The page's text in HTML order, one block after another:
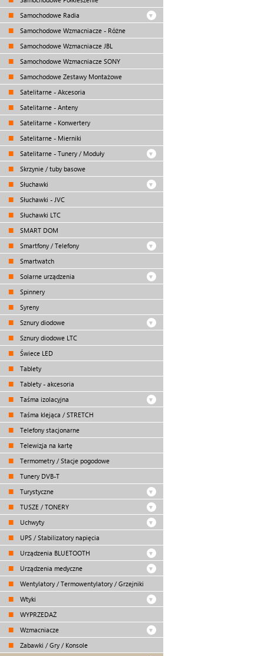
Samochodowe Radia
Samochodowe Wzmacniacze - Różne
Samochodowe Wzmacniacze JBL
Samochodowe Wzmacniacze SONY
Samochodowe Zestawy Montażowe
Satelitarne - Akcesoria
Satelitarne - Anteny
Satelitarne - Konwertery
Satelitarne - Mierniki
Satelitarne - Tunery / Moduły
Skrzynie / tuby basowe
Słuchawki
Słuchawki - JVC
Słuchawki LTC
SMART DOM
Smartfony / Telefony
Smartwatch
Solarne urządzenia
Spinnery
Syreny
Sznury diodowe
Sznury diodowe LTC
Świece LED
Tablety
Tablety - akcesoria
Taśma izolacyjna
Taśma klejąca / STRETCH
Telefony stacjonarne
Telewizja na kartę
Termometry / Stacje pogodowe
Tunery DVB-T
Turystyczne
TUSZE / TONERY
Uchwyty
UPS / Stabilizatory napięcia
Urządzenia BLUETOOTH
Urządzenia medyczne
Wentylatory / Termowentylatory / Grzejniki
Wtyki
WYPRZEDAŻ
Wzmacniacze
Zabawki / Gry / Konsole